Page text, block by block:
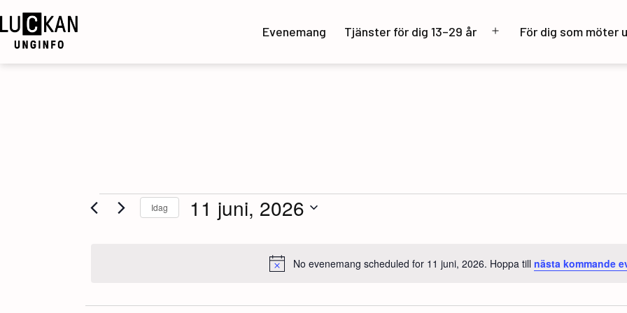
Hoppa
till
innehåll
UngInfo
Evenemang Tjänster för dig 13–29 år
ÖppnaFör dig som möter
Evenemang
Notis
No evenemang scheduled for 11 juni, 2026. Hoppa till nästa kommande
Idag 11 juni, 2026